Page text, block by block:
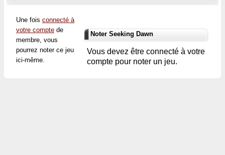
Noter Seeking Dawn
Vous devez être connecté à votre
compte pour noter un jeu.
Une fois connecté à
votre compte de
membre, vous
pourrez noter ce jeu
ici-même.